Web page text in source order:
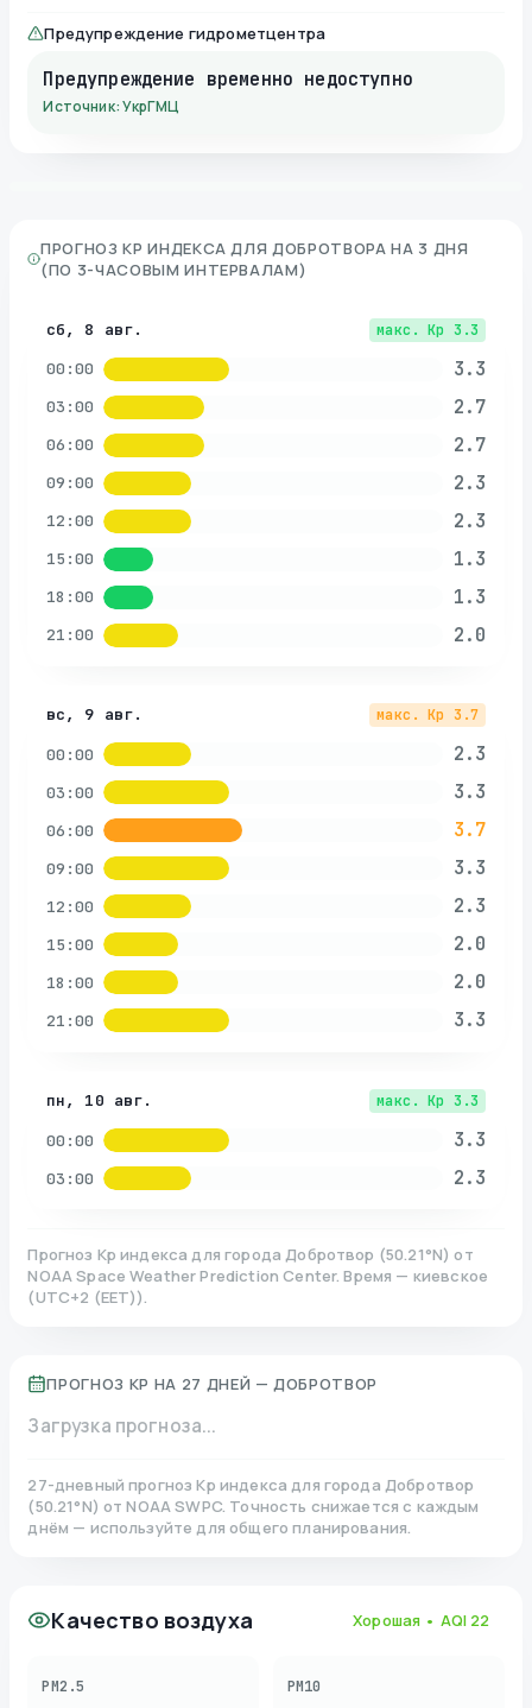
Предупреждение гидрометцентра
Предупреждение временно недоступно
Источник: УкрГМЦ
ПРОГНОЗ KP ИНДЕКСА ДЛЯ ДОБРОТВОРА НА 3 ДНЯ
(ПО 3-ЧАСОВЫМ ИНТЕРВАЛАМ)
сб, 8 авг. макс. Kp 3.3
00:00 3.3
03:00 2.7
06:00 2.7
09:00 2.3
12:00 2.3
15:00 1.3
18:00 1.3
21:00 2.0
вс, 9 авг. макс. Kp 3.7
00:00 2.3
03:00 3.3
06:00 3.7
09:00 3.3
12:00 2.3
15:00 2.0
18:00 2.0
21:00 3.3
пн, 10 авг. макс. Kp 3.3
00:00 3.3
03:00 2.3
Прогноз Kp индекса для города Добротвор (50.21°N)от
NOAA Space Weather Prediction Center. Время — киевское
(UTC+2 (EET)).
ПРОГНОЗ KP НА 27 ДНЕЙ — ДОБРОТВОР
Загрузка прогноза...
27-дневный прогноз Kp индекса для города Добротвор
(50.21°N)от NOAA SWPC. Точность снижается с каждым
днём — используйте для общего планирования.
Качество воздуха Хорошая • AQI 22
PM2.5 PM10